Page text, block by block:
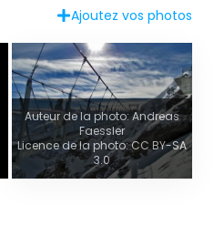
Ajoutez vos photos
Auteur de la photo: Andreas
Faessler
Licence de la photo: CC BY-SA
3.0